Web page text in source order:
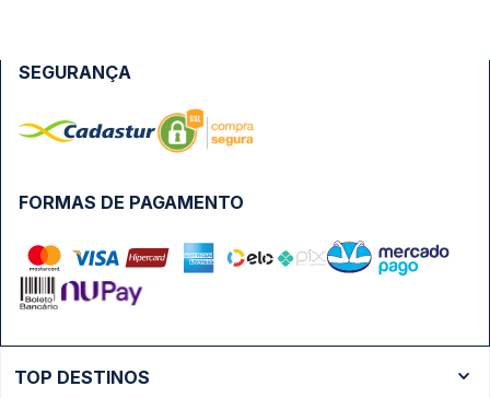
FORMAS DE PAGAMENTO
SEGURANÇA
TOP DESTINOS